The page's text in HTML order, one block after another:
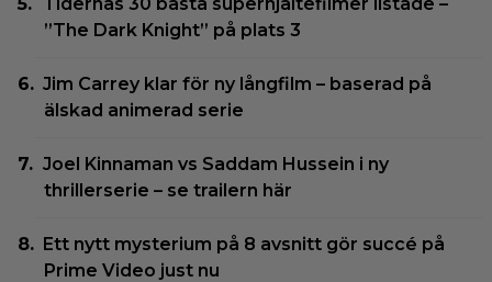
”The Dark Knight” på plats 3
Jim Carrey klar för ny långfilm – baserad på
älskad animerad serie
Joel Kinnaman vs Saddam Hussein i ny
thrillerserie – se trailern här
Ett nytt mysterium på 8 avsnitt gör succé på
Prime Video just nu